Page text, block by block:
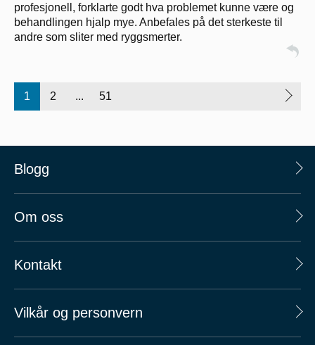
profesjonell, forklarte godt hva problemet kunne være og
behandlingen hjalp mye. Anbefales på det sterkeste til
andre som sliter med ryggsmerter.
1 2 ... 51
Blogg
Om oss
Kontakt
Vilkår og personvern